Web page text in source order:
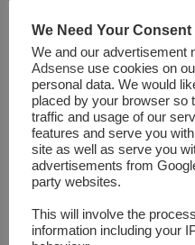
memakaislot belanda resmi
itu saja, tiap-tiap kelas atau
bersama laboratorium
kamu dapat merasakan
asrama, sertifikat TOEFL,
Jadi, kamu tidak kudu repot
area lain. Karena UIN
tersebut. Bahkan, harganya
We Need Your Consent
We and our advertisement
Adsense use cookies on
personal data. We would
placed by your browser so
traffic and usage of our
features and serve you
site as well as serve you
advertisements from
party websites.
This will involve the
information including your